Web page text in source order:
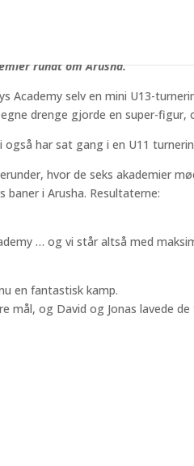
rundt om Arusha.
selv en mini U13-
drenge gjorde en super-figur,
har sat gang i en U11
hvor de seks akademier
baner i Arusha. Resultaterne:
… og vi står altså med
en fantastisk kamp.
mål, og David og Jonas lavede de